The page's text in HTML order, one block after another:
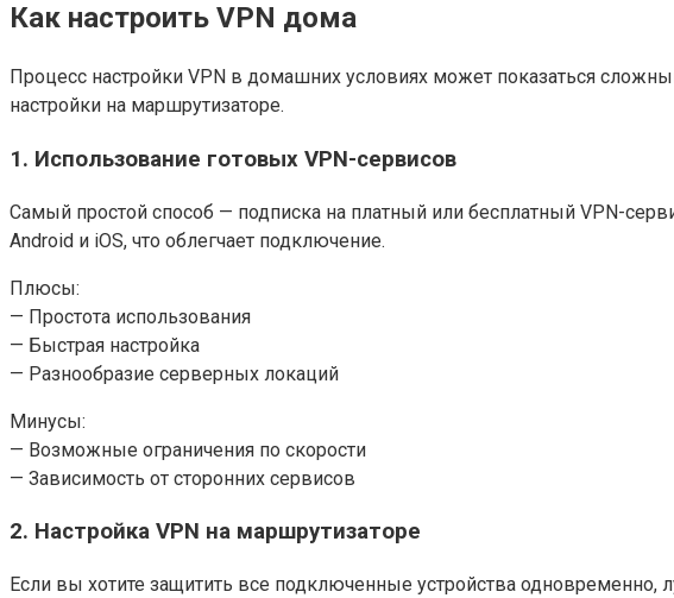
Как настроить VPN дома
Процесс настройки VPN в домашних условиях может показаться
настройки на маршрутизаторе.
1. Использование готовых VPN-сервисов
Самый простой способ — подписка на платный или бесплатный VPN-
Android и iOS, что облегчает подключение.
Плюсы:
— Простота использования
— Быстрая настройка
— Разнообразие серверных локаций
Минусы:
— Возможные ограничения по скорости
— Зависимость от сторонних сервисов
2. Настройка VPN на маршрутизаторе
Если вы хотите защитить все подключенные устройства